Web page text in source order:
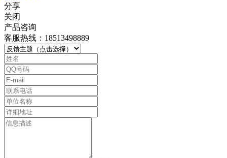
分享
关闭
产品咨询
客服热线：18513498889